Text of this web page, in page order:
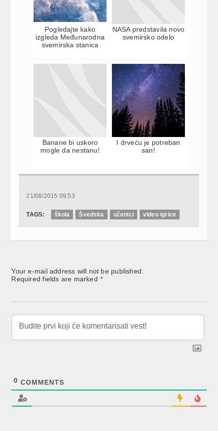
Pogledajte kako
izgleda Međunarodna
svemirska stanica
NASA predstavila novo
svemirsko odelo
Banane bi uskoro
mogle da nestanu!
I drveću je potreban
san!
21/08/2015 09:53
TAGS: škola Švedska učenici video igrice
Your e-mail address will not be published.
Required fields are marked *
0 COMMENTS